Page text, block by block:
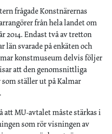
frågade Konstnärernas
från hela landet om
2014. Endast två av tretton
svarade på enkäten och
konstmuseum delvis följer
att den genomsnittliga
ställer ut på Kalmar
.
MU-avtalet måste stärkas i
som rör visningen av